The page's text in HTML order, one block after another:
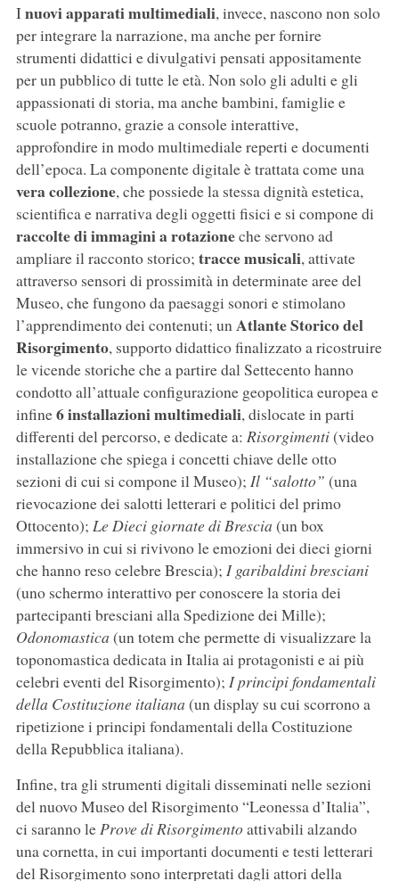
Inuovi apparati multimediali, invece, nascono non solo
per integrare la narrazione, ma anche per fornire
strumenti didattici e divulgativi pensati appositamente
per un pubblico di tutte le età. Non solo gli adulti e gli
appassionati di storia, ma anche bambini, famiglie e
scuole potranno, grazie a console interattive,
approfondire in modo multimediale reperti e documenti
dell’epoca. La componente digitale è trattata come una
vera collezione, che possiede la stessa dignità estetica,
scientifica e narrativa degli oggetti fisici e si compone di
raccolte di immagini a rotazioneche servono ad
ampliare il racconto storico; tracce musicali, attivate
attraverso sensori di prossimità in determinate aree del
Museo, che fungono da paesaggi sonori e stimolano
l’apprendimento dei contenuti; unAtlante Storico del
Risorgimento, supporto didattico finalizzato a ricostruire
le vicende storiche che a partire dal Settecento hanno
condotto all’attuale configurazione geopolitica europea e
infine6 installazioni multimediali, dislocate in parti
differenti del percorso, e dedicate a: Risorgimenti(video
installazione che spiega i concetti chiave delle otto
sezioni di cui si compone il Museo); Il “salotto” (una
rievocazione dei salotti letterari e politici del primo
Ottocento); Le Dieci giornate di Brescia (un box
immersivo in cui si rivivono le emozioni dei dieci giorni
che hanno reso celebre Brescia); I garibaldini bresciani
(uno schermo interattivo per conoscere la storia dei
partecipanti bresciani alla Spedizione dei Mille);
Odonomastica (un totem che permette di visualizzare la
toponomastica dedicata in Italia ai protagonisti e ai più
celebri eventi del Risorgimento); I principi fondamentali
della Costituzione italiana (un display su cui scorrono a
ripetizione i principi fondamentali della Costituzione
della Repubblica italiana).
Infine, tra gli strumenti digitali disseminati nelle sezioni
del nuovo Museo del Risorgimento “Leonessa d’Italia”,
ci saranno leProve di Risorgimentoattivabili alzando
una cornetta, in cui importanti documenti e testi letterari
del Risorgimento sono interpretati dagli attori della